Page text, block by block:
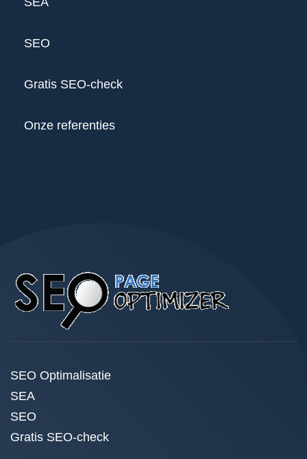
SEO
Gratis SEO-check
Onze referenties
SEO Optimalisatie
SEA
SEO
Gratis SEO-check